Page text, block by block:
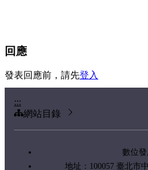
回應
發表回應前，請先登入
:::
網站目錄
數位
地址：100057 臺北市